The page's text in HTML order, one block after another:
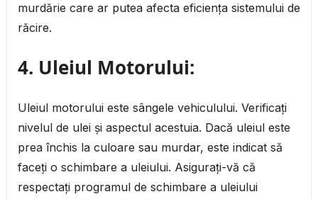
murdărie care ar putea afecta eficiența sistemului de
răcire.
4. Uleiul Motorului:
Uleiul motorului este sângele vehiculului. Verificați
nivelul de ulei și aspectul acestuia. Dacă uleiul este
prea închis la culoare sau murdar, este indicat să
faceți o schimbare a uleiului. Asigurați-vă că
respectați programul de schimbare a uleiului